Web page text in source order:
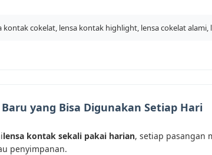
kontak cokelat, lensa kontak highlight, lensa cokelat
yang Bisa Digunakan Setiap Hari
lensa kontak sekali pakai harian, setiap pasangan
penyimpanan.